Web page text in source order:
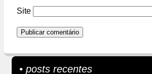
Site
• posts recentes